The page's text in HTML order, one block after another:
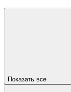
Показать все